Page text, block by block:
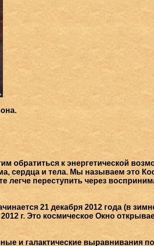
обратиться к энергетической
сердца и тела. Мы называем это
легче переступить через
21 декабря 2012 года (в
г. Это космическое Окно
и галактические выравнивания